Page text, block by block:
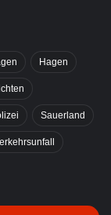
Hagen
Sauerland